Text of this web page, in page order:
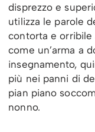
disprezzo e
utilizza le parole
contorta e orribile
come un’arma a
insegnamento,
più nei panni di
pian piano
nonno.